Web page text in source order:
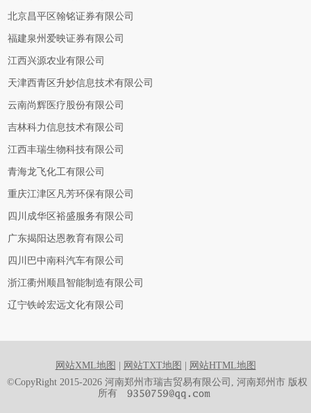
北京昌平区翰铭证券有限公司
福建泉州爱映证券有限公司
江西兴源农业有限公司
天津西青区升妙信息技术有限公司
云南尚辉医疗股份有限公司
吉林科力信息技术有限公司
江西丰瑞生物科技有限公司
青海龙飞化工有限公司
重庆江津区凡芳环保有限公司
四川成华区裕盛服务有限公司
广东揭阳达恩教育有限公司
四川巴中南科汽车有限公司
浙江衢州顺昌智能制造有限公司
辽宁铁岭宏远文化有限公司
网站XML地图 网站TXT地图
网站HTML地图
©CopyRight 2015-2026 河南郑州市瑞吉贸易有限公司, 河南郑州市 版权
所有